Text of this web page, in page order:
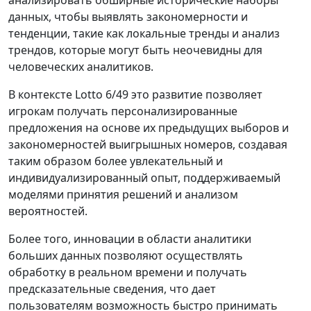
данных, чтобы выявлять закономерности и
тенденции, такие как локальные тренды и анализ
трендов, которые могут быть неочевидны для
человеческих аналитиков.
В контексте Lotto 6/49 это развитие позволяет
игрокам получать персонализированные
предложения на основе их предыдущих выборов и
закономерностей выигрышных номеров, создавая
таким образом более увлекательный и
индивидуализированный опыт, поддерживаемый
моделями принятия решений и анализом
вероятностей.
Более того, инновации в области аналитики
больших данных позволяют осуществлять
обработку в реальном времени и получать
предсказательные сведения, что дает
пользователям возможность быстро принимать